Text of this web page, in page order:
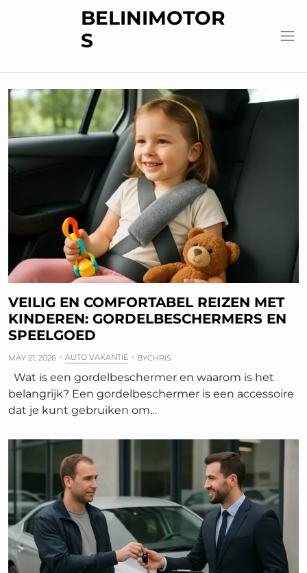
BELINIMOTOR
S
VEILIG EN COMFORTABEL REIZEN MET
KINDEREN: GORDELBESCHERMERS EN
SPEELGOED
MAY 21, 2026 AUTO VAKANTIE BYCHRIS
Wat is een gordelbeschermer en waarom is het
belangrijk? Een gordelbeschermer is een accessoire
dat je kunt gebruiken om…